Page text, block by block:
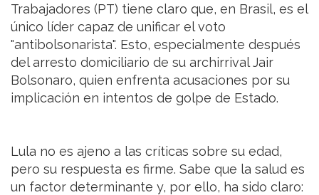
Trabajadores (PT) tiene claro que, en Brasil, es el
único líder capaz de unificar el voto
"antibolsonarista". Esto, especialmente después
del arresto domiciliario de su archirrival Jair
Bolsonaro, quien enfrenta acusaciones por su
implicación en intentos de golpe de Estado.
Lula no es ajeno a las críticas sobre su edad,
pero su respuesta es firme. Sabe que la salud es
un factor determinante y, por ello, ha sido claro: